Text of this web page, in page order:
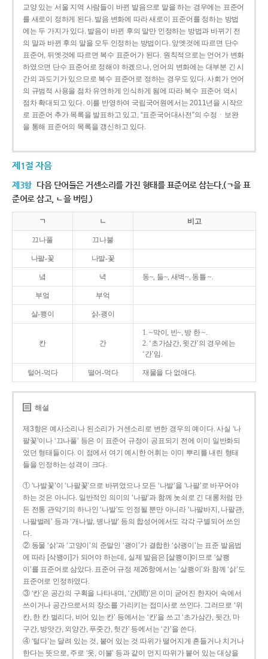
교양 있는 서울 지역 사람들이 바뀐 발음으로 말을 하는 경우에는 표준어
를 새로이 정하게 된다. 발음 변화에 따라 새로이 표준어를 정하는 방법
에는 두 가지가 있다. 발음이 바뀐 후의 말만 인정하는 방법과 바뀌기 전
의 말과 바뀐 후의 말을 모두 인정하는 방법이다. 앞엣것에 따르면 단수
표준어, 뒤엣것에 따르면 복수 표준어가 된다. 원칙적으로는 언어가 변화
하였으면 단수 표준어로 정해야 하겠으나, 언어의 변화에는 대부분 긴 시
간의 과도기가 있으므로 복수 표준어로 정하는 경우도 있다. 사회가 언어
의 규범적 사용을 점차 유연하게 인식하게 됨에 따라 복수 표준어 역시
점차 확대되고 있다. 이를 반영하여 국립국어원에서는 2011년을 시작으
로 표준어 추가 목록을 발표하고 있고, “표준국어대사전”의 수정ㆍ보완
을 통해 표준어의 목록을 갱신하고 있다.
제1절 자음
제3항 다음 단어들은 거센소리를 가진 형태를 표준어로 삼는다.(ㄱ을 표
준어로 삼고, ㄴ을 버림.)
ㄱ ㄴ 비고
끄나풀 끄나불
나팔-꽃 나발-꽃
녘 녁 동~, 들~, 새벽~, 동틀 ~.
부엌 부억
살-쾡이 삵-괭이
칸 간
1. ~막이, 빈~, 방 한 ~.
2. ‘초가삼간, 윗간’의 경우에는
‘간’임.
털어-먹다 떨어-먹다 재물을 다 없애다.
해설
제3항은 예사소리나 된소리가 거센소리로 변한 경우의 예이다. 사실 ‘나
팔꽃’이나 ‘끄나풀’ 등은 이 표준어 규정이 공표되기 전에 이미 일반화되
었던 형태들이다. 이 점에서 여기 예시한 어휘는 이미 뿌리를 내린 형태
들을 인정하는 성격이 크다.
① ‘나발꽃’이 ‘나팔꽃’으로 바뀌었으나 모든 ‘나발’을 ‘나팔’로 바꾸어야
하는 것은 아니다. 일반적인 의미의 ‘나팔’과 함께 놋쇠로 긴 대롱처럼 만
든 전통 관악기의 하나인 ‘나발’도 인정될 뿐만 아니라 ‘나팔바지, 나팔관,
나팔벌레’ 등과 ‘개나발, 병나발’ 등의 합성어에서도 각각 구별되어 쓰인
다.
② 동물 ‘삵’과 ‘고양이’의 준말인 ‘괭이’가 결합한 ‘삵괭이’는 표준 발음법
에 따라 [삭꽹이]가 되어야 하는데, 실제 발음은 [살쾡이]이므로 ‘살쾡
이’를 표준어로 삼았다. 표준어 규정 제26항에서는 ‘살쾡이’와 함께 ‘삵’도
표준어로 인정하였다.
③ ‘칸’은 공간의 구획을 나타내며, ‘간(間)’은 이미 굳어진 한자어 속에서
쓰이거나 공간으로서의 장소를 가리키는 접미사로 쓰인다. 그러므로 ‘위
칸, 한 칸 벌리다, 비어 있는 칸’ 등에서는 ‘칸’을 쓰고 ‘초가삼간, 뒷간, 마
구간, 방앗간, 외양간, 푸줏간, 헛간’ 등에서는 ‘간’을 쓴다.
④ ‘털다’는 달려 있는 것, 붙어 있는 것 따위가 떨어지게 흔들거나 치거나
한다는 뜻으로, 주로 ‘옷, 이불’ 등과 같이 먼지 따위가 붙어 있는 대상을